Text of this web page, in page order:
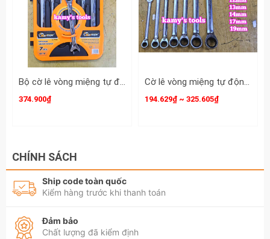
Bộ cờ lê vòng miệng tự động 72 răng 7 chi tiết Maxsupe M-7732 gồm 8mm 10mm 12mm 13mm 14mm 17mm 19mm
374.900₫
Cờ lê vòng miệng tự động Action có lẫy đảo chiều 8mm 10mm 12mm 13mm 14mm 17mm 19mm
194.629₫ ~ 325.605₫
CHÍNH SÁCH
Ship code toàn quốc
Kiểm hàng trước khi thanh toán
Đảm bảo
Chất lượng đã kiểm định